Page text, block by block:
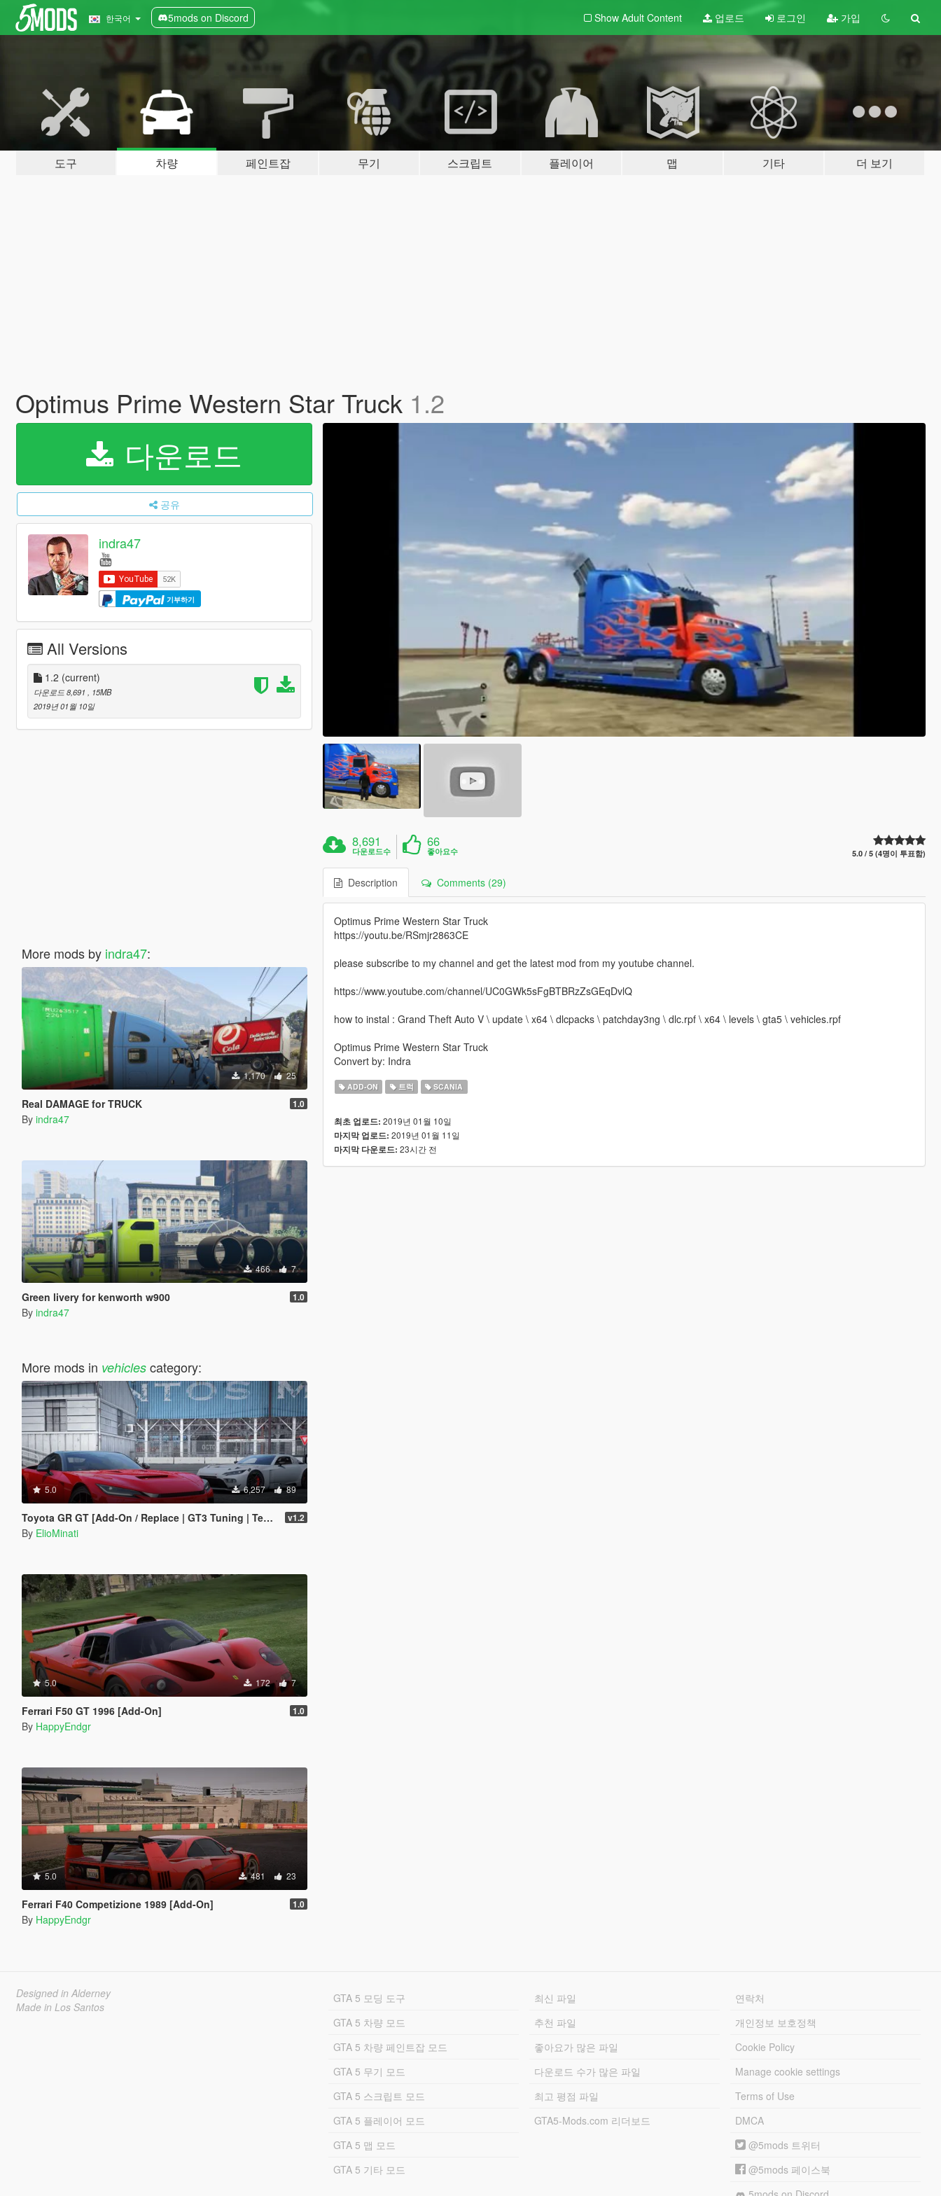
한국어 5mods on Discord Show Adult Content 업로드 로그인 가입
도구 차량 페인트잡 무기 스크립트 플레이어 맵 기타 더 보기
Optimus Prime Western Star Truck 1.2
다운로드
공유
indra47
기부하기
All Versions
1.2 (current)
다운로드 8,691 , 15MB
2019년 01월 10일
More mods by indra47:
1,170 25
Real DAMAGE for TRUCK 1.0
By indra47
466 7
Green livery for kenworth w900 1.0
By indra47
More mods in vehiclescategory:
5.0 6,257 89
Toyota GR GT [Add-On / Replace | GT3 Tuning | Template | LODS] v1.2
By ElioMinati
5.0 172 7
Ferrari F50 GT 1996 [Add-On] 1.0
By HappyEndgr
5.0 481 23
Ferrari F40 Competizione 1989 [Add-On] 1.0
By HappyEndgr
8,691
다운로드수
66
좋아요수 5.0 / 5 (4명이 투표함)
Description Comments (29)
Optimus Prime Western Star Truck
https://youtu.be/RSmjr2863CE
please subscribe to my channel and get the latest mod from my youtube channel.
https://www.youtube.com/channel/UC0GWk5sFgBTBRzZsGEqDvlQ
how to instal : Grand Theft Auto V \ update \ x64 \ dlcpacks \ patchday3ng \ dlc.rpf \ x64 \ levels \ gta5 \ vehicles.rpf
Optimus Prime Western Star Truck
Convert by: Indra
ADD-ON 트럭 SCANIA
최초 업로드: 2019년 01월 10일
마지막 업로드: 2019년 01월 11일
마지막 다운로드: 23시간 전
Designed in Alderney
Made in Los Santos
GTA 5 모딩 도구
GTA 5 차량 모드
GTA 5 차량 페인트잡 모드
GTA 5 무기 모드
GTA 5 스크립트 모드
GTA 5 플레이어 모드
GTA 5 맵 모드
GTA 5 기타 모드
최신 파일
추천 파일
좋아요가 많은 파일
다운로드 수가 많은 파일
최고 평점 파일
GTA5-Mods.com 리더보드
연락처
개인정보 보호정책
Cookie Policy
Manage cookie settings
Terms of Use
DMCA
@5mods 트위터
@5mods 페이스북